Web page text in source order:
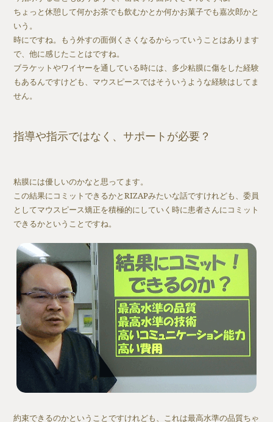
ちょっと休憩して何かお茶でも飲むかとか何かお菓子でも嘉次郎かと
いう。
時にですね。もう外すの面倒くさくなるからっていうことはあります
で、他に感じたことはですね。
ブラケットやワイヤーを通している時には、多少粘膜に傷をした経験
もあるんですけども、マウスピースではそういうような経験はしてま
せん。
指導や指示ではなく、サポートが必要？
粘膜には優しいのかなと思ってます。
この結果にコミットできるかとRIZAPみたいな話ですけれども、委員
としてマウスピース矯正を積極的にしていく時に患者さんにコミット
できるかということですね。
約束できるのかということですけれども、これは最高水準の品質ちゃ